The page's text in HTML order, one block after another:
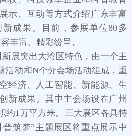
示、互动等方式介绍广东丰富
成果。目前，参展单位80多
丰富、精彩纷呈。
展突出大湾区特色，由一个主
活动和N个分会场活动组成，重
经济、人工智能、新能源、生
新成果。其中主会场设在广州
约1万平方米。三大展区各具特
筑梦”主题展区将重点展示中